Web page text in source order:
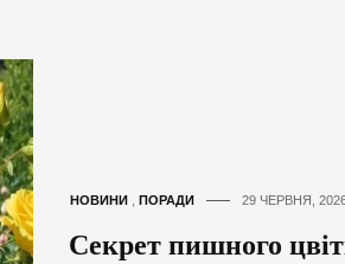
НОВИНИ , ПОРАДИ 29 ЧЕРВНЯ,
Секрет пишного